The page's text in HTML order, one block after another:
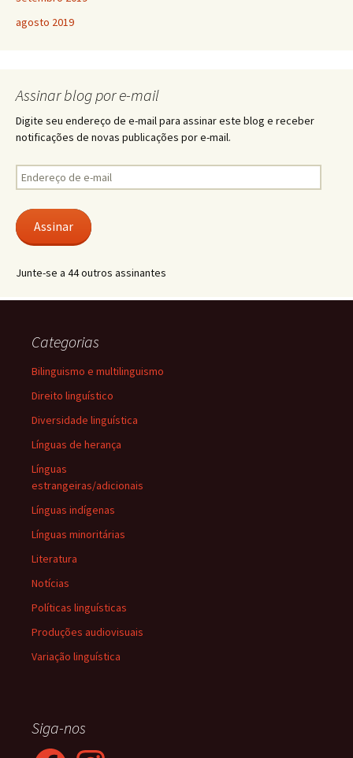
agosto 2019
Assinar blog por e-mail
Digite seu endereço de e-mail para assinar este blog e receber
notificações de novas publicações por e-mail.
Endereço
de
mail Assinar
Junte-se a 44 outros assinantes
Categorias
Bilinguismo e multilinguismo
Direito linguístico
Diversidade linguística
Línguas de herança
Línguas
estrangeiras/adicionais
Línguas indígenas
Línguas minoritárias
Literatura
Notícias
Políticas linguísticas
Produções audiovisuais
Variação linguística
Siga-nos
FacebookInstagram